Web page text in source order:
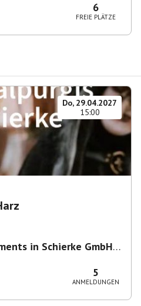
6
FREIE PLÄTZE
Do, 29.04.2027
15:00
in Schierke GmbH
5
ANMELDUNGEN